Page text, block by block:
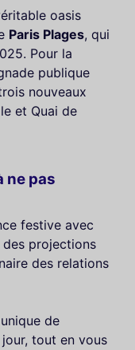
oasis
Paris Plages, qui
Pour la
publique
nouveaux
et Quai de
ne pas
festive avec
projections
des relations
de
tout en vous